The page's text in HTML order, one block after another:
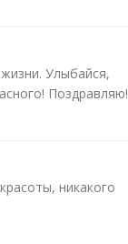
Улыбайся,
Поздравляю!
никакого